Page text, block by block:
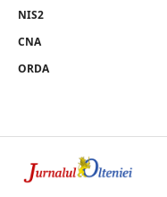
NIS2
CNA
ORDA